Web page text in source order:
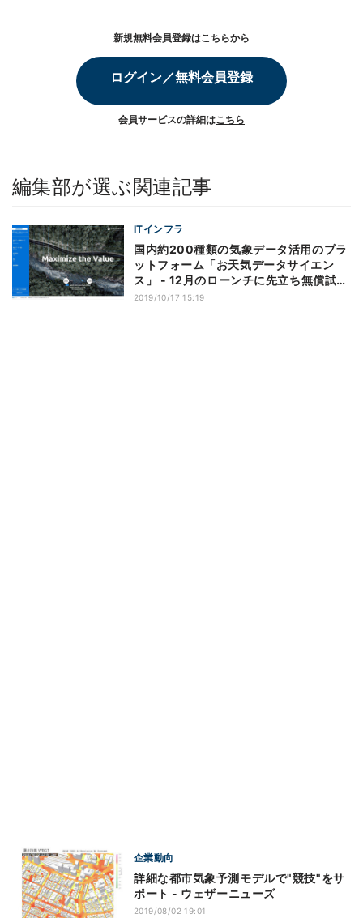
新規無料会員登録はこちらから
ログイン／無料会員登録
会員サービスの詳細はこちら
編集部が選ぶ関連記事
ITインフラ
国内約200種類の気象データ活用のプラ
ットフォーム「お天気データサイエン
ス」 - 12月のローンチに先立ち無償試験
提供
2019/10/17 15:19
企業動向
詳細な都市気象予測モデルで"競技"をサ
ポート - ウェザーニューズ
2019/08/02 19:01